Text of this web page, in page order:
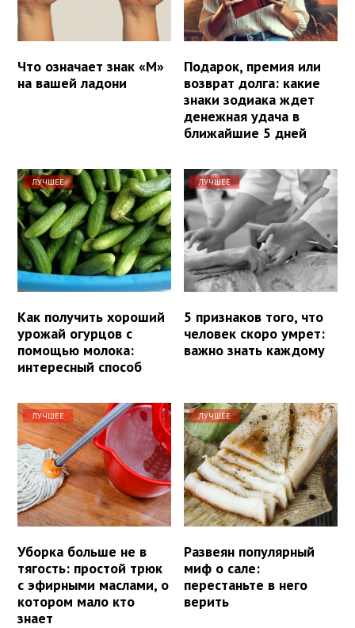
Что означает знак «М»
на вашей ладони
Подарок, премия или
возврат долга: какие
знаки зодиака ждет
денежная удача в
ближайшие 5 дней
ЛУЧШЕЕ
Как получить хороший
урожай огурцов с
помощью молока:
интересный способ
ЛУЧШЕЕ
5 признаков того, что
человек скоро умрет:
важно знать каждому
ЛУЧШЕЕ
Уборка больше не в
тягость: простой трюк
с эфирными маслами, о
котором мало кто
знает
ЛУЧШЕЕ
Развеян популярный
миф о сале:
перестаньте в него
верить